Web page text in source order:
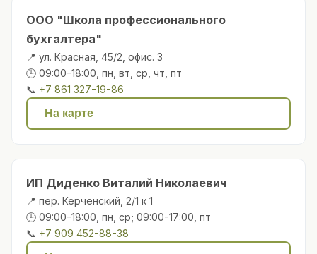
ООО "Школа профессионального
бухгалтера"
📍 ул. Красная, 45/2, офис. 3
🕒 09:00-18:00, пн, вт, ср, чт, пт
📞 +7 861 327-19-86
На карте
ИП Диденко Виталий Николаевич
📍 пер. Керченский, 2/1 к 1
🕒 09:00-18:00, пн, ср; 09:00-17:00, пт
📞 +7 909 452-88-38